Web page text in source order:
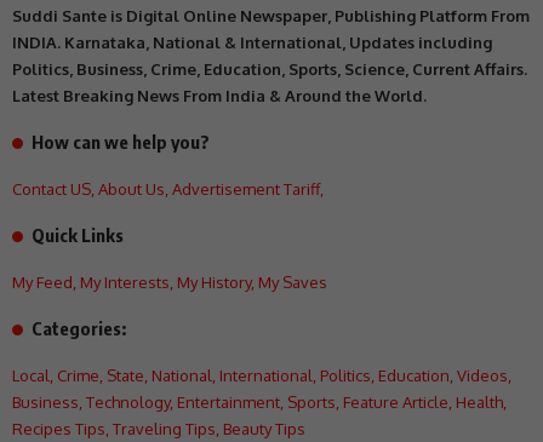
Suddi Sante is Digital Online Newspaper, Publishing Platform From
INDIA. Karnataka, National & International, Updates including
Politics, Business, Crime, Education, Sports, Science, Current Affairs.
Latest Breaking News From India & Around the World.
How can we help you?
Contact US About Us Advertisement Tariff,
Quick Links
My Feed My Interests My History, My Saves
Categories:
Local Crime State National International Politics Education Videos
Business Technology, Entertainment Sports Feature Article Health
Recipes Tips Traveling Tips Beauty Tips